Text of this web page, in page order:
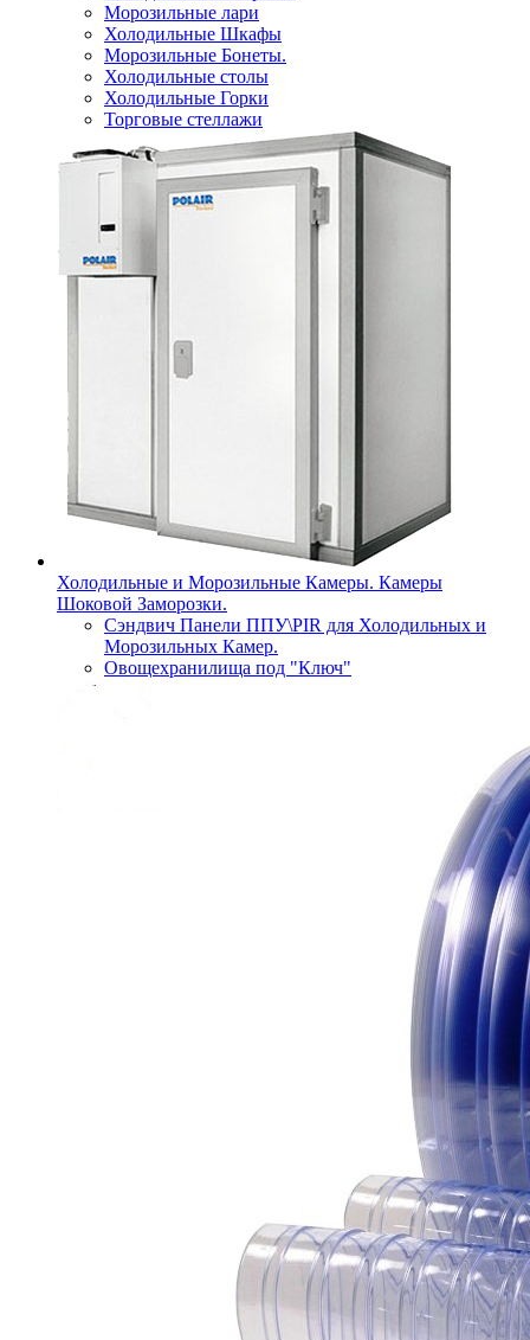
Морозильные лари
Холодильные Шкафы
Морозильные Бонеты.
Холодильные столы
Холодильные Горки
Торговые стеллажи
Холодильные и Морозильные Камеры. Камеры
Шоковой Заморозки.
Сэндвич Панели ППУ\PIR для Холодильных и
Морозильных Камер.
Овощехранилища под "Ключ"